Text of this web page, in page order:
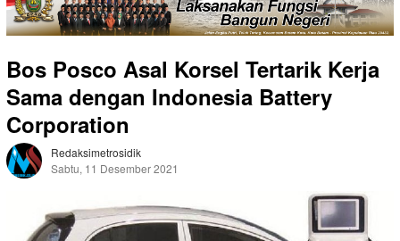
Bos Posco Asal Korsel Tertarik Kerja
Sama dengan Indonesia Battery
Corporation
Redaksimetrosidik
Sabtu, 11 Desember 2021